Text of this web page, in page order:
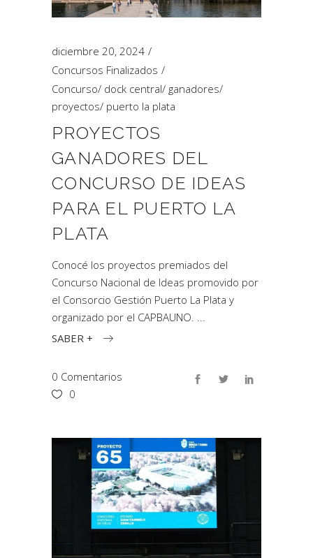
diciembre 20, 2024
Concursos Finalizados
Concurso/ dock central/ ganadores/
proyectos/ puerto la plata
PROYECTOS
GANADORES DEL
CONCURSO DE IDEAS
PARA EL PUERTO LA
PLATA
Conocé los proyectos premiados del
Concurso Nacional de Ideas promovido por
el Consorcio Gestión Puerto La Plata y
organizado por el CAPBAUNO.
SABER +
0 Comentarios
0